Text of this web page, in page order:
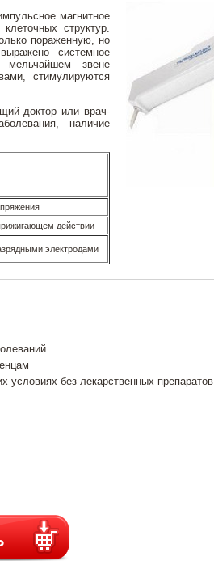
магнитное
структур.
пораженную, но
системное
мельчайшем звене
стимулируются
доктор или врач-
наличие
действии
электродами
условиях без лекарственных препаратов